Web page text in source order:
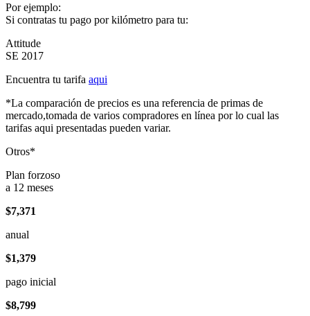
Por ejemplo:
Si contratas tu pago por kilómetro para tu:
Attitude
SE 2017
Encuentra tu tarifa aqui
*La comparación de precios es una referencia de primas de
mercado,tomada de varios compradores en línea por lo cual las
tarifas aqui presentadas pueden variar.
Otros*
Plan forzoso
a 12 meses
$7,371
anual
$1,379
pago inicial
$8,799